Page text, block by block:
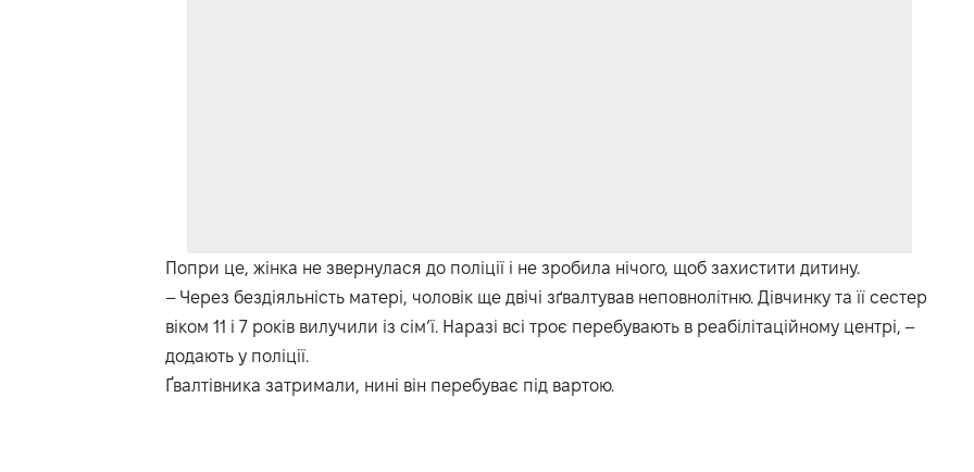
Попри це, жінка не звернулася до поліції і не зробила нічого, щоб захистити дитину.
– Через бездіяльність матері, чоловік ще двічі зґвалтував неповнолітню. Дівчинку та її сестер
віком 11 і 7 років вилучили із сім’ї. Наразі всі троє перебувають в реабілітаційному центрі, –
додають у поліції.
Ґвалтівника затримали, нині він перебуває під вартою.